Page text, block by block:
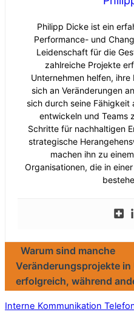
Philipp Dicke ist ein
Performance- und
Leidenschaft für die
zahlreiche Projekte
Unternehmen helfen,
sich an Veränderungen
sich durch seine Fähigkeit
entwickeln und Teams
Schritte für nachhaltigen
strategische
machen ihn zu
Organisationen, die in
Warum sind manche
Veränderungsprojekte in
erfolgreich, während
Interne Kommunikation